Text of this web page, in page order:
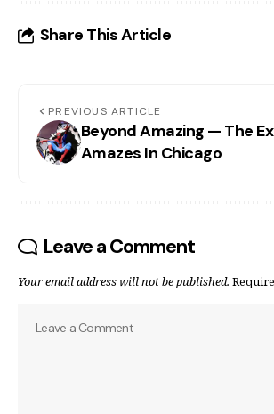
Share This Article
PREVIOUS ARTICLE
Beyond Amazing — The
Amazes In Chicago
Leave a Comment
Your email address will not be published.